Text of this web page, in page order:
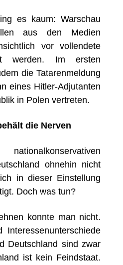
es kaum: Warschau
aus den Medien
vor vollendete
werden. Im ersten
die Tatarenmeldung
eines Hitler-Adjutanten
in Polen vertreten.
die Nerven
ohnehin nicht
in dieser Einstellung
Doch was tun?
konnte man nicht.
Interessenunterschiede
Deutschland sind zwar
ist kein Feindstaat.